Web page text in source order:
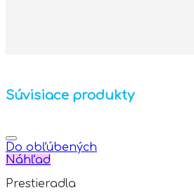
Súvisiace produkty
Do obľúbených
Náhľad
Prestieradla